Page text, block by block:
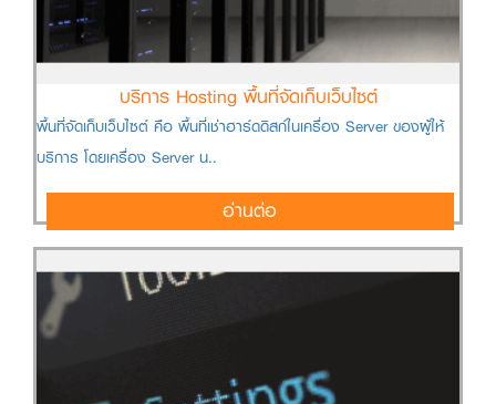
บริการ Hosting พื้นที่จัดเก็บเว็บไซต์
พื้นที่จัดเก็บเว็บไซต์ คือ พื้นที่เช่าฮาร์ดดิสก์ในเครื่อง Server ของผู้ให้
บริการ โดยเครื่อง Server น..
อ่านต่อ